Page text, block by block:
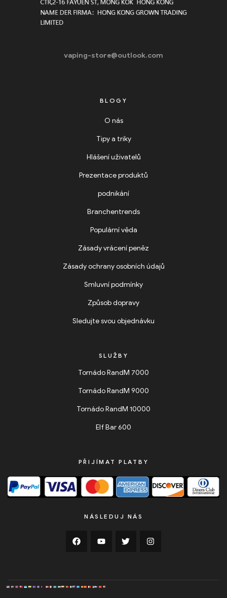
vaping-store@outlook.com
BLOGY
O nás
Tipy a triky
Hlášení uživatelů
Prezentace produktů
podnikání
Branchentrends
Populární věda
Zásady vrácení peněz
Zásady ochrany osobních údajů
Smluvní podmínky
Způsob dopravy
Sledujte svou objednávku
SLUŽBY
Tornádo RandM 7000
Tornádo RandM 9000
Tornádo RandM 10000
Elf Bar 600
PŘIJÍMAT PLATBY
NÁSLEDUJ NÁS